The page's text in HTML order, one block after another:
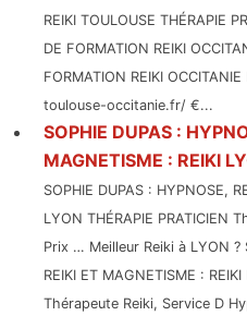
REIKI TOULOUSE THÉRAPIE
DE FORMATION REIKI
FORMATION REIKI
toulouse-occitanie.fr/ €...
SOPHIE DUPAS :
MAGNETISME : REIKI
SOPHIE DUPAS : HYPNOSE,
LYON THÉRAPIE PRATICIEN
Prix … Meilleur Reiki à LYON ?
REIKI ET MAGNETISME :
Thérapeute Reiki, Service D